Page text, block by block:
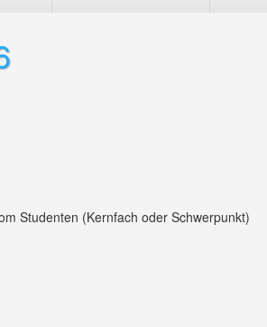
Studenten (Kernfach oder Schwerpunkt)